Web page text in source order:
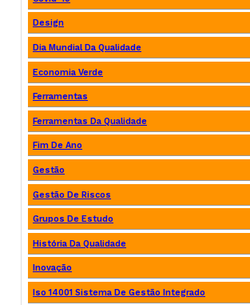
Design
Dia Mundial Da Qualidade
Economia Verde
Ferramentas
Ferramentas Da Qualidade
Fim De Ano
Gestão
Gestão De Riscos
Grupos De Estudo
História Da Qualidade
Inovação
Iso 14001 Sistema De Gestão Integrado